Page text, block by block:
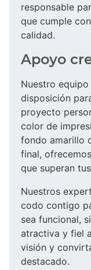
responsable
que cumple
calidad.
Apoyo
Nuestro
disposición
proyecto
color de
fondo amarillo
final,
que superan
Nuestros
codo contigo
sea funcional,
atractiva y fiel
visión y
destacado.